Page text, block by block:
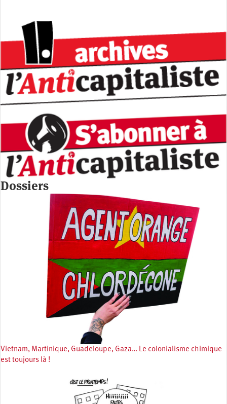
Dossiers
Vietnam, Martinique, Guadeloupe, Gaza… Le colonialisme chimique
est toujours là !